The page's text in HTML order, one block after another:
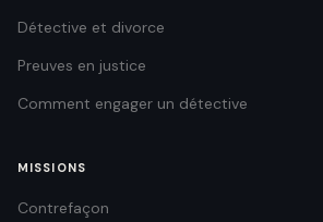
Détective et divorce
Preuves en justice
Comment engager un détective
MISSIONS
Contrefaçon